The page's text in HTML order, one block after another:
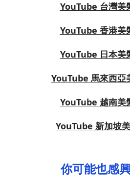
YouTube 台灣美
YouTube 香港美
YouTube 日本美
YouTube 馬來西亞
YouTube 越南美
YouTube 新加坡
你可能也感